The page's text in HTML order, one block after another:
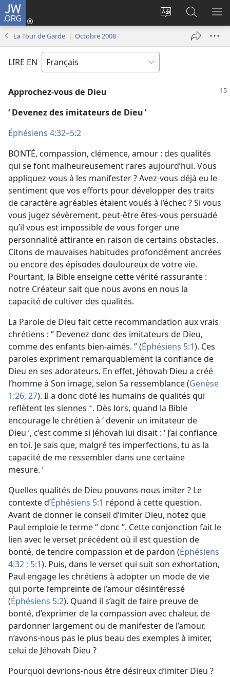
JW.ORG
Changer
langue
Se
connecter
nouvelle
sur
JW.ORG
La Tour de Garde | Octobre 2008
LIRE EN
Approchez-​vous de Dieu
‘ Devenez des imitateurs de Dieu ’
Éphésiens 4:32–5:2
BONTÉ, compassion, clémence, amour : des qualités
qui se font malheureusement rares aujourd’hui. Vous
appliquez-​vous à les manifester ? Avez-​vous déjà eu le
sentiment que vos efforts pour développer des traits
de caractère agréables étaient voués à l’échec ? Si vous
vous jugez sévèrement, peut-être êtes-​vous persuadé
qu’il vous est impossible de vous forger une
personnalité attirante en raison de certains obstacles.
Citons de mauvaises habitudes profondément ancrées
ou encore des épisodes douloureux de votre vie.
Pourtant, la Bible enseigne cette vérité rassurante :
notre Créateur sait que nous avons en nous la
capacité de cultiver des qualités.
La Parole de Dieu fait cette recommandation aux vrais
chrétiens : “ Devenez donc des imitateurs de Dieu,
comme des enfants bien-aimés. ” (Éphésiens 5:1). Ces
paroles expriment remarquablement la confiance de
Dieu en ses adorateurs. En effet, Jéhovah Dieu a créé
l’homme à Son image, selon Sa ressemblance (Genèse
1:26, 27). Il a donc doté les humains de qualités qui
reflètent les siennes *. Dès lors, quand la Bible
encourage le chrétien à ‘ devenir un imitateur de
Dieu ’, c’est comme si Jéhovah lui disait : ‘ J’ai confiance
en toi. Je sais que, malgré tes imperfections, tu as la
capacité de me ressembler dans une certaine
mesure. ’
Quelles qualités de Dieu pouvons-​nous imiter ? Le
contexte d’Éphésiens 5:1 répond à cette question.
Avant de donner le conseil d’imiter Dieu, notez que
Paul emploie le terme “ donc ”. Cette conjonction fait le
lien avec le verset précédent où il est question de
bonté, de tendre compassion et de pardon (Éphésiens
4:32 ; 5:1). Puis, dans le verset qui suit son exhortation,
Paul engage les chrétiens à adopter un mode de vie
qui porte l’empreinte de l’amour désintéressé
(Éphésiens 5:2). Quand il s’agit de faire preuve de
bonté, d’exprimer de la compassion avec chaleur, de
pardonner largement ou de manifester de l’amour,
n’avons-​nous pas le plus beau des exemples à imiter,
celui de Jéhovah Dieu ?
Pourquoi devrions-​nous être désireux d’imiter Dieu ?